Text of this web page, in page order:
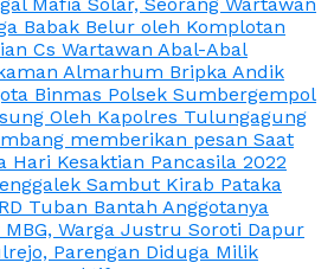
Babak Belur oleh Komplotan
Cs Wartawan Abal-Abal
Almarhum Bripka Andik
Binmas Polsek Sumbergempol
Oleh Kapolres Tulungagung
memberikan pesan Saat
Hari Kesaktian Pancasila 2022
Sambut Kirab Pataka
Tuban Bantah Anggotanya
Warga Justru Soroti Dapur
Parengan Diduga Milik